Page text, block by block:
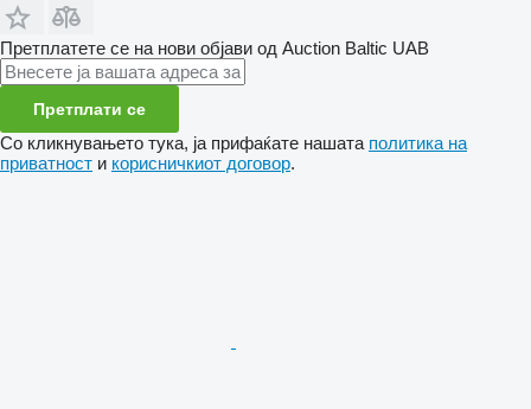
Претплатете се на нови објави од Auction Baltic UAB
Претплати се
Со кликнувањето тука, ја прифаќате нашата политика на
приватност и корисничкиот договор.